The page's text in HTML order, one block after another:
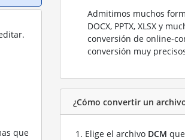
que
Admitimos muchos
DOCX, PPTX, XLSX y
conversión de online-
conversión muy
¿Cómo convertir un archivo
Elige el archivo DCM